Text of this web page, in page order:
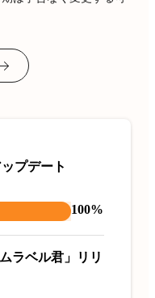
プデート
100%
ラベル君」リリ